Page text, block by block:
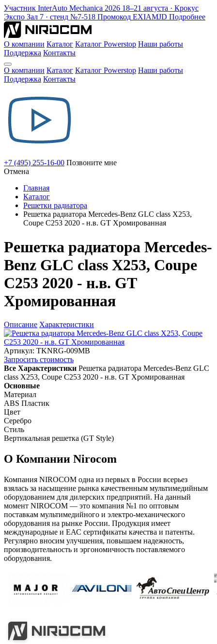
Участник InterAuto Mechanica 2026 18–21 августа · Крокус
Экспо Зал 7 · стенд №7-518 Промокод EXIAMJD Подробнее
О компании Каталог Каталог Powerstop Наши работы
Поддержка Контакты
О компании Каталог Каталог Powerstop Наши работы
Поддержка Контакты
+7 (495) 255-16-00 Позвоните мне
Отмена
Главная
Каталог
Решетки радиатора
Решетка радиатора Mercedes-Benz GLC class X253,
Coupe C253 2020 - н.в. GT Хромированная
Решетка радиатора Mercedes-
Benz GLC class X253, Coupe
C253 2020 - н.в. GT
Хромированная
Описание Характеристики
Артикул: TKNRG-009MB
Запросить стоимость
Все Характеристики Решетка радиатора Mercedes-Benz GLC
class X253, Coupe C253 2020 - н.в. GT Хромированная
Основные
Материал
ABS Пластик
Цвет
Серебро
Стиль
Вертикальная решетка (GT Style)
О Компании Nirocom
Компания NIROCOM одна из первых в России всерьез
взялась за насыщение рынка качественным мультимедийным
оборудованием для дилерских предприятий. На данный
момент NIROCOM — это компания №1 по оптовым
поставкам мультимедийного и электро-механического
оборудования на рынке России. Продукция имеет
международные и ЕАС сертификаты качества и патенты.
Регулярно вносим улучшения, повышаем надежность,
производительность и эргономичность поставляемого
оборудования.